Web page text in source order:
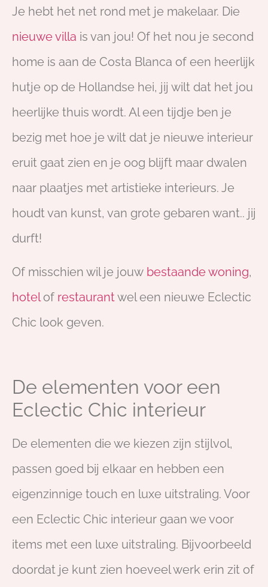
Je hebt het net rond met je makelaar. Die
nieuwe villa is van jou! Of het nou je second
home is aan de Costa Blanca of een heerlijk
hutje op de Hollandse hei, jij wilt dat het jou
heerlijke thuis wordt. Al een tijdje ben je
bezig met hoe je wilt dat je nieuwe interieur
eruit gaat zien en je oog blijft maar dwalen
naar plaatjes met artistieke interieurs. Je
houdt van kunst, van grote gebaren want.. jij
durft!
Of misschien wil je jouw bestaande woning,
hotelof restaurantwel een nieuwe Eclectic
Chic look geven.
De elementen voor een
Eclectic Chic interieur
De elementen die we kiezen zijn stijlvol,
passen goed bij elkaar en hebben een
eigenzinnige touch en luxe uitstraling. Voor
een Eclectic Chic interieur gaan we voor
items met een luxe uitstraling. Bijvoorbeeld
doordat je kunt zien hoeveel werk erin zit of